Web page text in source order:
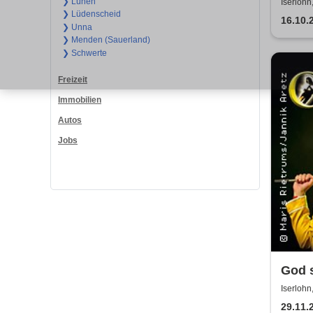
❯ Lüdenscheid
❯ Unna
❯ Menden (Sauerland)
❯ Schwerte
Freizeit
Immobilien
Autos
Jobs
God